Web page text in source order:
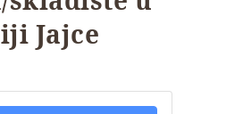
Jajce